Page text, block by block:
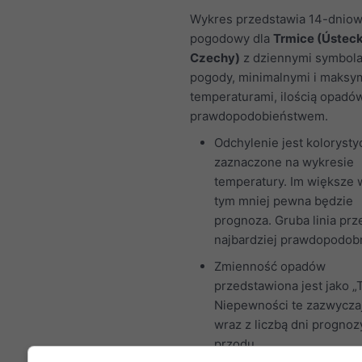
Wykres przedstawia 14-
pogodowy dla Trmice
Czechy) z dziennymi
pogody, minimalnymi i
temperaturami, ilością
prawdopodobieństwem.
Odchylenie jest
zaznaczone na wykresie
temperatury. Im większe
tym mniej pewna będzie
prognoza. Gruba linia
najbardziej
Zmienność opadów
przedstawiona jest jako
Niepewności te
wraz z liczbą dni
przodu.